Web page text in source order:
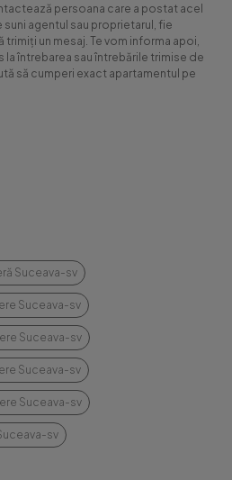
persoana care a postat acel
agentul sau proprietarul, fie
un mesaj. Te vom informa apoi,
la întrebarea sau întrebările trimise de
să cumperi exact apartamentul pe
Suceava-sv
Suceava-sv
Suceava-sv
Suceava-sv
Suceava-sv
sv